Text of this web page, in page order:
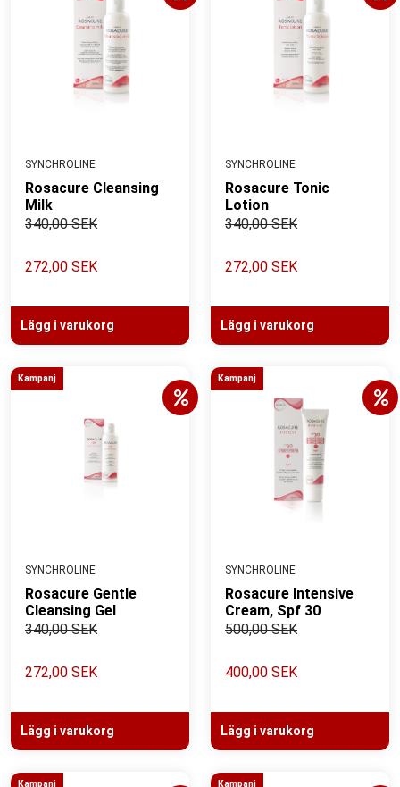
SYNCHROLINE
Rosacure Cleansing
Milk
340,00 SEK
272,00 SEK
Lägg i varukorg
SYNCHROLINE
Rosacure Tonic
Lotion
340,00 SEK
272,00 SEK
Lägg i varukorg
Kampanj
SYNCHROLINE
Rosacure Gentle
Cleansing Gel
340,00 SEK
272,00 SEK
Lägg i varukorg
Kampanj
SYNCHROLINE
Rosacure Intensive
Cream, Spf 30
500,00 SEK
400,00 SEK
Lägg i varukorg
Kampanj Kampanj